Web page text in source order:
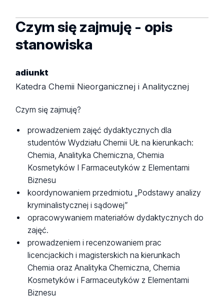
Czym się zajmuję - opis
stanowiska
adiunkt
Katedra Chemii Nieorganicznej i Analitycznej
Czym się zajmuję?
prowadzeniem zajęć dydaktycznych dla
studentów Wydziału Chemii UŁ na kierunkach:
Chemia, Analityka Chemiczna, Chemia
Kosmetyków I Farmaceutyków z Elementami
Biznesu
koordynowaniem przedmiotu „Podstawy analizy
kryminalistycznej i sądowej”
opracowywaniem materiałów dydaktycznych do
zajęć.
prowadzeniem i recenzowaniem prac
licencjackich i magisterskich na kierunkach
Chemia oraz Analityka Chemiczna, Chemia
Kosmetyków i Farmaceutyków z Elementami
Biznesu